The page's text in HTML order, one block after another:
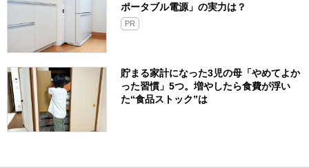
ポータブル電源」の実力は？​
PR
貯まる家計になった3児の母「やめてよか
った習慣」5つ。増やしたら食費が浮い
た“食品ストック”は